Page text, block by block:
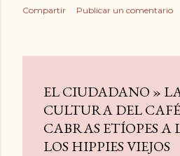
Compartir Publicar un comentario
EL CIUDADANO »
CULTURA DEL
CABRAS ETÍOPES A
LOS HIPPIES VIEJOS